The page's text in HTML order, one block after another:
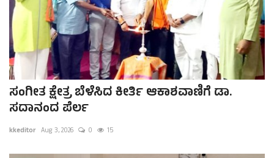
ಸಂಗೀತ ಕ್ಷೇತ್ರ ಬೆಳೆಸಿದ ಕೀರ್ತಿ ಆಕಾಶವಾಣಿಗೆ ಡಾ.
ಸದಾನಂದ ಪೆರ್ಲ
kkeditor Aug 3, 2026 0 15